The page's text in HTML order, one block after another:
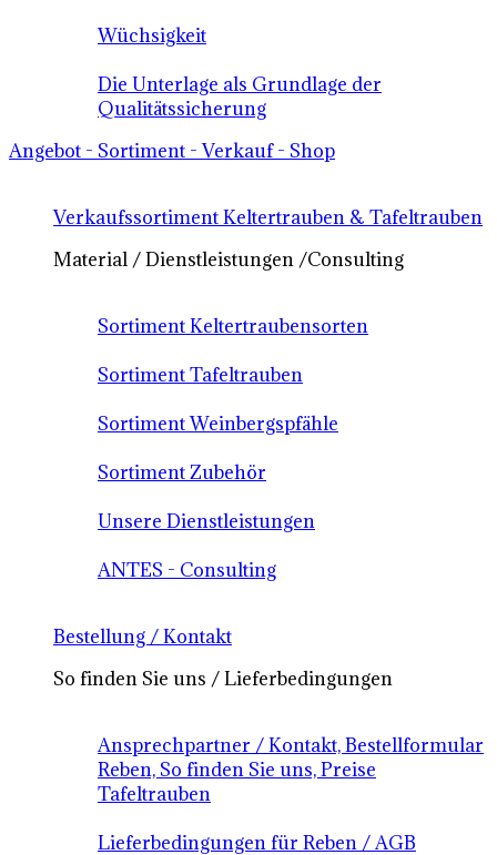
Wüchsigkeit
Die Unterlage als Grundlage der
Qualitätssicherung
Angebot - Sortiment - Verkauf - Shop
Verkaufssortiment Keltertrauben & Tafeltrauben
Material / Dienstleistungen /Consulting
Sortiment Keltertraubensorten
Sortiment Tafeltrauben
Sortiment Weinbergspfähle
Sortiment Zubehör
Unsere Dienstleistungen
ANTES - Consulting
Bestellung / Kontakt
So finden Sie uns / Lieferbedingungen
Ansprechpartner / Kontakt, Bestellformular
Reben, So finden Sie uns, Preise
Tafeltrauben
Lieferbedingungen für Reben / AGB